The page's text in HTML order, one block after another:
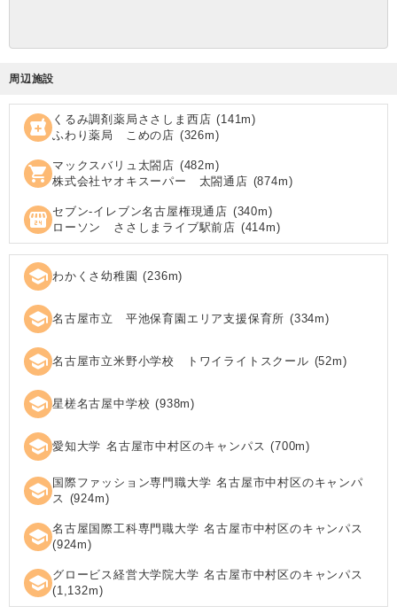
周辺施設
local_pharmacy くるみ調剤薬局ささしま西店 (141m)
ふわり薬局 こめの店 (326m)
shopping_cart マックスバリュ太閤店 (482m)
株式会社ヤオキスーパー 太閤通店 (874m)
local_convenience_store セブン‐イレブン名古屋権現通店 (340m)
ローソン ささしまライブ駅前店 (414m)
school わかくさ幼稚園 (236m)
school 名古屋市立 平池保育園エリア支援保育所 (334m)
school 名古屋市立米野小学校 トワイライトスクール (52m)
school 星槎名古屋中学校 (938m)
school 愛知大学 名古屋市中村区のキャンパス (700m)
school 国際ファッション専門職大学 名古屋市中村区のキャンパ
ス (924m)
school 名古屋国際工科専門職大学 名古屋市中村区のキャンパス
(924m)
school グロービス経営大学院大学 名古屋市中村区のキャンパス
(1,132m)